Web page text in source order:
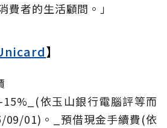
費者的生活顧問。」
】
依玉山銀行電腦評等而
09/01)。_預借現金手續費(依